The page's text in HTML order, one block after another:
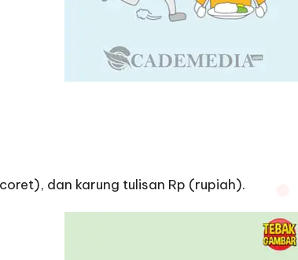
dan karung tulisan Rp (rupiah).